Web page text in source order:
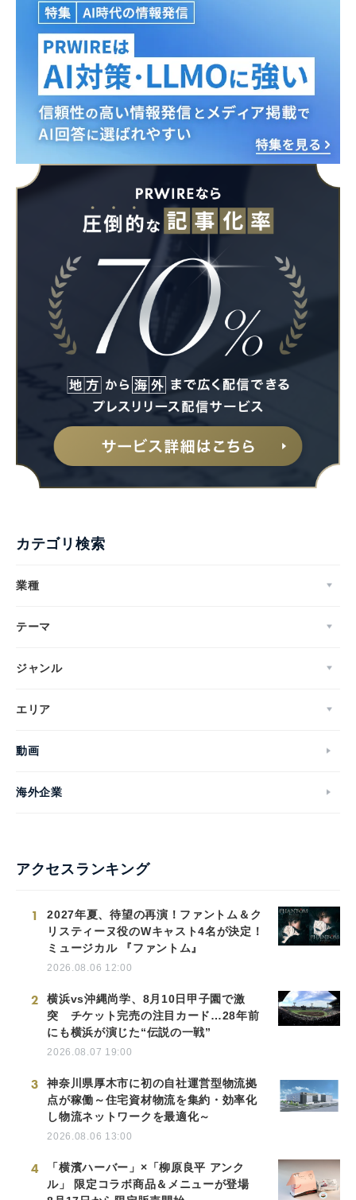
カテゴリ検索
業種
テーマ
ジャンル
エリア
動画
海外企業
アクセスランキング
1
2027年夏、待望の再演！ファントム＆ク
リスティーヌ役のWキャスト4名が決定！
ミュージカル 『ファントム』
2026.08.06 12:00
2
横浜vs沖縄尚学、8月10日甲子園で激
突 チケット完売の注目カード…28年前
にも横浜が演じた“伝説の一戦”
2026.08.07 19:00
3
神奈川県厚木市に初の自社運営型物流拠
点が稼働～住宅資材物流を集約・効率化
し物流ネットワークを最適化～
2026.08.06 13:00
4
「横濱ハーバー」×「柳原良平 アンク
ル」 限定コラボ商品＆メニューが登場
Japanese
English